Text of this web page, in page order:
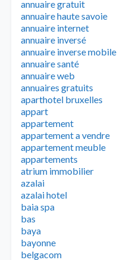
annuaire gratuit
annuaire haute savoie
annuaire internet
annuaire inversé
annuaire inverse mobile
annuaire santé
annuaire web
annuaires gratuits
aparthotel bruxelles
appart
appartement
appartement a vendre
appartement meuble
appartements
atrium immobilier
azalai
azalai hotel
baia spa
bas
baya
bayonne
belgacom